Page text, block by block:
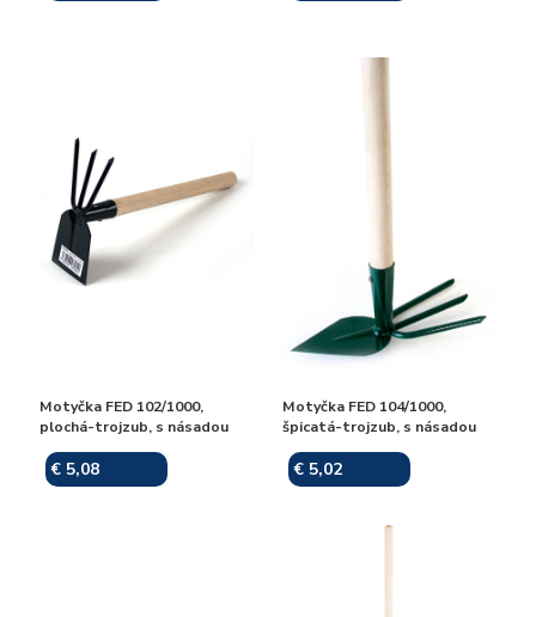
Motyčka FED 102/1000,
plochá-trojzub, s násadou
€ 5,08
Motyčka FED 104/1000,
špicatá-trojzub, s násadou
€ 5,02